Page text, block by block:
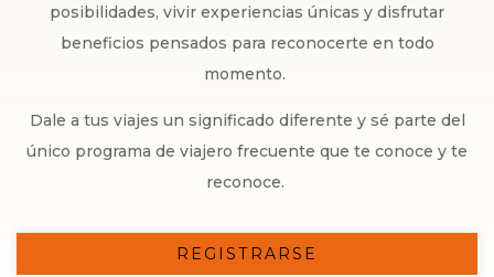
posibilidades, vivir experiencias únicas y disfrutar
beneficios pensados para reconocerte en todo
momento.
Dale a tus viajes un significado diferente y sé parte del
único programa de viajero frecuente que te conoce y te
reconoce.
REGISTRARSE